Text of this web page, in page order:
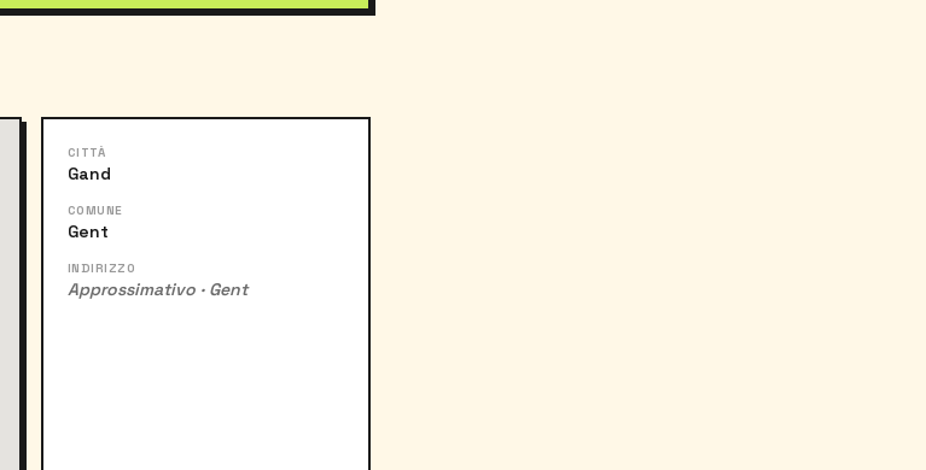
CITTÀ
Gand
COMUNE
Gent
INDIRIZZO
Approssimativo · Gent